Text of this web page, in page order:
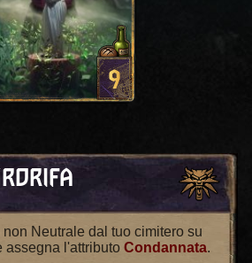
9
non Neutrale dal tuo cimitero su
assegna l'attributo Condannata.